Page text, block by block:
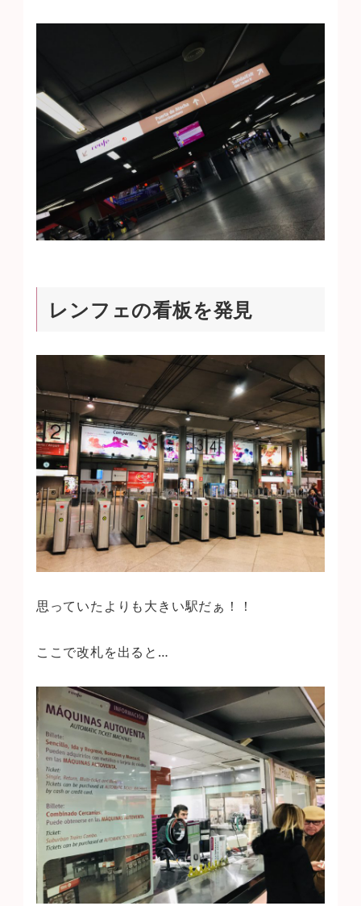
レンフェの看板を発見
思っていたよりも大きい駅だぁ！！
ここで改札を出ると…